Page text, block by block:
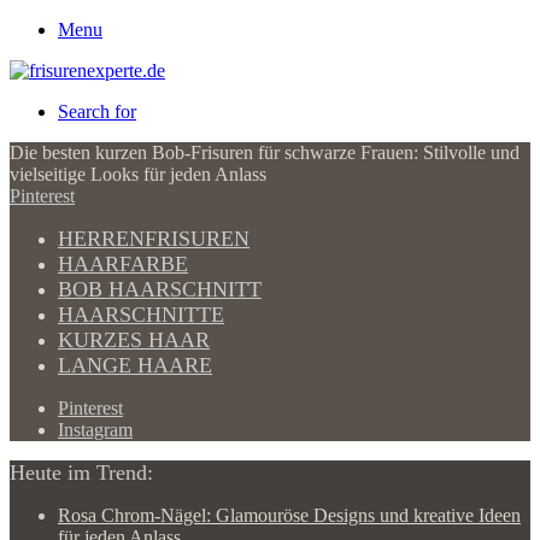
Menu
Search for
Die besten kurzen Bob-Frisuren für schwarze Frauen: Stilvolle und
vielseitige Looks für jeden Anlass
Pinterest
HERRENFRISUREN
HAARFARBE
BOB HAARSCHNITT
HAARSCHNITTE
KURZES HAAR
LANGE HAARE
Pinterest
Instagram
Heute im Trend:
Rosa Chrom-Nägel: Glamouröse Designs und kreative Ideen